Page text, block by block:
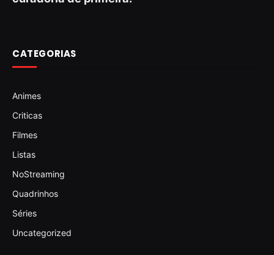
CATEGORIAS
Animes
Criticas
Filmes
Listas
NoStreaming
Quadrinhos
Séries
Uncategorized